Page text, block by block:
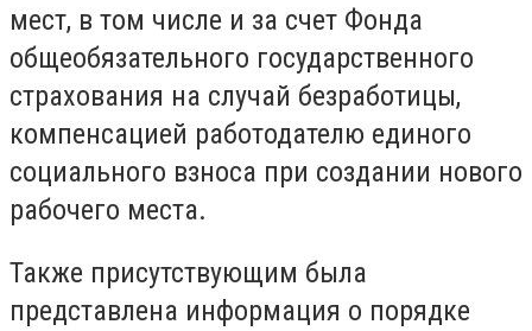
мест, в том числе и за счет Фонда
общеобязательного государственного
страхования на случай безработицы,
компенсацией работодателю единого
социального взноса при создании нового
рабочего места.
Также присутствующим была
представлена информация о порядке